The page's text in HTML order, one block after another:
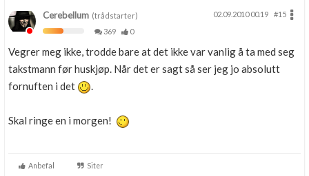
Cerebellum (trådstarter) 02.09.2010 00.19
#15
369
0
Vegrer meg ikke, trodde bare at det ikke var vanlig å ta med seg
takstmann før huskjøp. Når det er sagt så ser jeg jo absolutt
fornuften i det
.
Skal ringe en i morgen!
Anbefal Siter